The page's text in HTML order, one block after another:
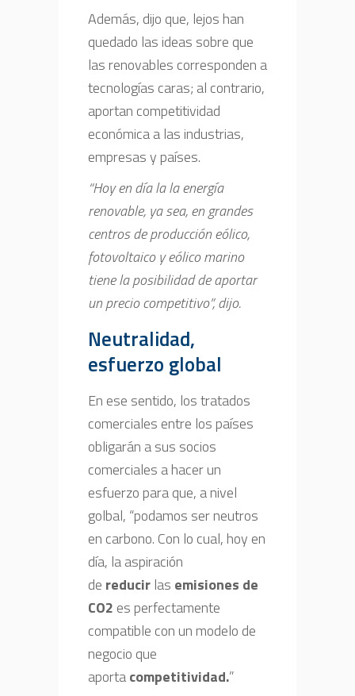
Además, dijo que, lejos han
quedado las ideas sobre que
las renovables corresponden a
tecnologías caras; al contrario,
aportan competitividad
económica a las industrias,
empresas y países.
“Hoy en día la la energía
renovable, ya sea, en grandes
centros de producción eólico,
fotovoltaico y eólico marino
tiene la posibilidad de aportar
un precio competitivo”, dijo.
Neutralidad,
esfuerzo global
En ese sentido, los tratados
comerciales entre los países
obligarán a sus socios
comerciales a hacer un
esfuerzo para que, a nivel
golbal, “podamos ser neutros
en carbono. Con lo cual, hoy en
día, la aspiración
de reducir las emisiones de
CO2 es perfectamente
compatible con un modelo de
negocio que
aportacompetitividad.”